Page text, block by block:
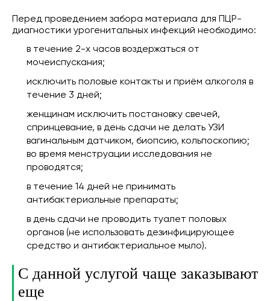
Перед проведением забора материала для ПЦР-
диагностики урогенитальных инфекций необходимо:
в течение 2-х часов воздержаться от
мочеиспускания;
исключить половые контакты и приём алкоголя в
течение 3 дней;
женщинам исключить постановку свечей,
спринцевание, в день сдачи не делать УЗИ
вагинальным датчиком, биопсию, кольпоскопию;
во время менструации исследования не
проводятся;
в течение 14 дней не принимать
антибактериальные препараты;
в день сдачи не проводить туалет половых
органов (не использовать дезинфицирующее
средство и антибактериальное мыло).
С данной услугой чаще заказывают
еще